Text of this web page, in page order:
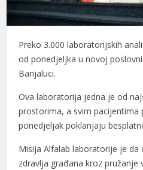
Preko 3.000 laboratorijskih
od ponedjeljka u novoj
Banjaluci.
Ova laboratorija jedna je od
prostorima, a svim pacijentima
ponedjeljak poklanjaju
Misija Alfalab laboratorije je da
zdravlja građana kroz pružanje